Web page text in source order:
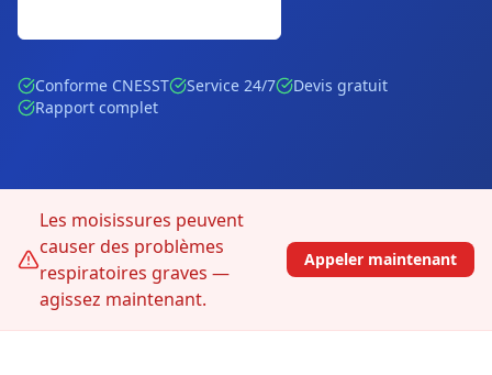
Conforme CNESST Service 24/7
Devis gratuit
Rapport complet
Les moisissures peuvent
causer des problèmes
respiratoires graves —
agissez maintenant.
Appeler maintenant